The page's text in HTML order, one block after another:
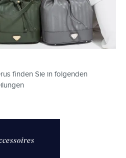
finden Sie in folgenden